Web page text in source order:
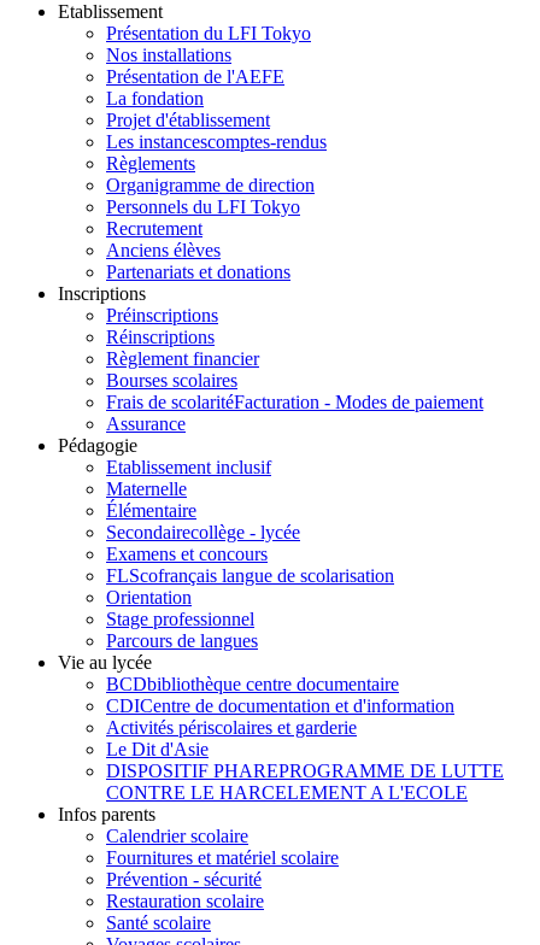
Etablissement
Présentation du LFI Tokyo
Nos installations
Présentation de l'AEFE
La fondation
Projet d'établissement
Les instancescomptes-rendus
Règlements
Organigramme de direction
Personnels du LFI Tokyo
Recrutement
Anciens élèves
Partenariats et donations
Inscriptions
Préinscriptions
Réinscriptions
Règlement financier
Bourses scolaires
Frais de scolaritéFacturation - Modes de paiement
Assurance
Pédagogie
Etablissement inclusif
Maternelle
Élémentaire
Secondairecollège - lycée
Examens et concours
FLScofrançais langue de scolarisation
Orientation
Stage professionnel
Parcours de langues
Vie au lycée
BCDbibliothèque centre documentaire
CDICentre de documentation et d'information
Activités périscolaires et garderie
Le Dit d'Asie
DISPOSITIF PHAREPROGRAMME DE LUTTE
CONTRE LE HARCELEMENT A L'ECOLE
Infos parents
Calendrier scolaire
Fournitures et matériel scolaire
Prévention - sécurité
Restauration scolaire
Santé scolaire